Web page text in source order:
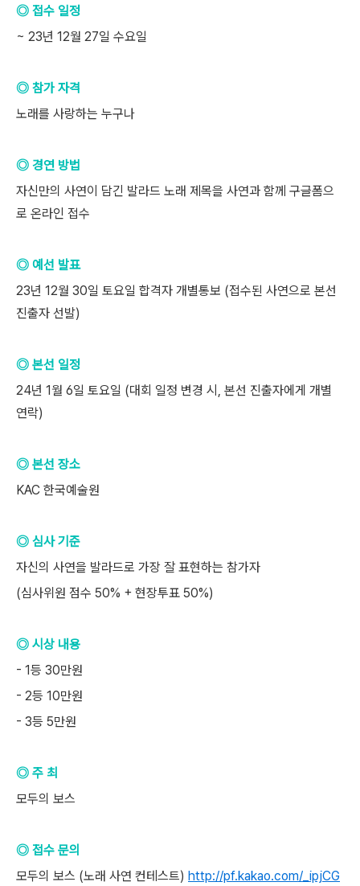
◎ 접수 일정
~ 23년 12월 27일 수요일
◎ 참가 자격
노래를 사랑하는 누구나
◎ 경연 방법
자신만의 사연이 담긴 발라드 노래 제목을 사연과 함께 구글폼으
로 온라인 접수
◎ 예선 발표
23년 12월 30일 토요일 합격자 개별통보 (접수된 사연으로 본선
진출자 선발)
◎ 본선 일정
24년 1월 6일 토요일 (대회 일정 변경 시, 본선 진출자에게 개별
연락)
◎ 본선 장소
KAC 한국예술원
◎ 심사 기준
자신의 사연을 발라드로 가장 잘 표현하는 참가자
(심사위원 점수 50% + 현장투표 50%)
◎ 시상 내용
- 1등 30만원
- 2등 10만원
- 3등 5만원
◎ 주 최
모두의 보스
◎ 접수 문의
모두의 보스 (노래 사연 컨테스트) http://pf.kakao.com/_ipjCG